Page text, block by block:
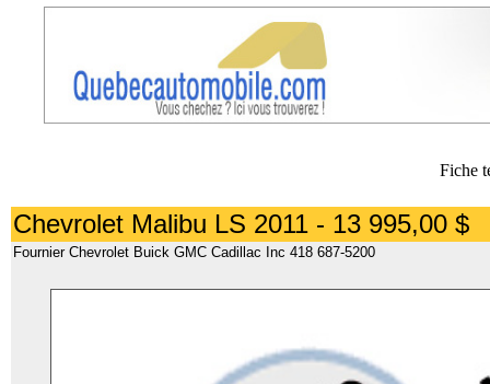
Fiche
Chevrolet Malibu LS 2011 - 13 995,00 $
Fournier Chevrolet Buick GMC Cadillac Inc 418 687-5200